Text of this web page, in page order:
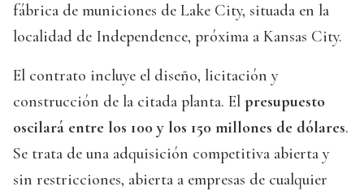
fábrica de municiones de Lake City, situada en la
localidad de Independence, próxima a Kansas City.
El contrato incluye el diseño, licitación y
construcción de la citada planta. El presupuesto
oscilará entre los 100 y los 150 millones de dólares.
Se trata de una adquisición competitiva abierta y
sin restricciones, abierta a empresas de cualquier